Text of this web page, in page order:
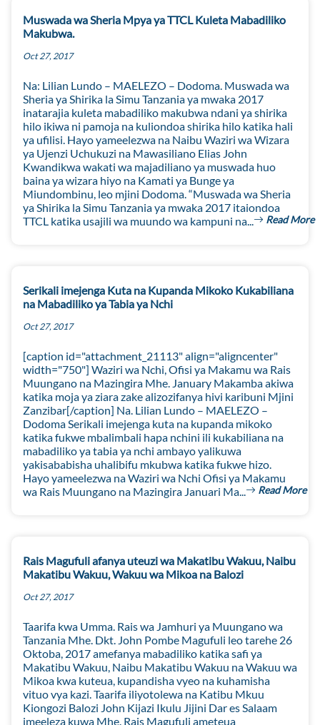
Muswada wa Sheria Mpya ya TTCL Kuleta Mabadiliko
Makubwa.
Oct 27, 2017
Na: Lilian Lundo – MAELEZO – Dodoma. Muswada wa
Sheria ya Shirika la Simu Tanzania ya mwaka 2017
inatarajia kuleta mabadiliko makubwa ndani ya shirika
hilo ikiwa ni pamoja na kuliondoa shirika hilo katika hali
ya ufilisi. Hayo yameelezwa na Naibu Waziri wa Wizara
ya Ujenzi Uchukuzi na Mawasiliano Elias John
Kwandikwa wakati wa majadiliano ya muswada huo
baina ya wizara hiyo na Kamati ya Bunge ya
Miundombinu, leo mjini Dodoma. “Muswada wa Sheria
ya Shirika la Simu Tanzania ya mwaka 2017 itaiondoa
TTCL katika usajili wa muundo wa kampuni na...
Read More
Serikali imejenga Kuta na Kupanda Mikoko Kukabiliana
na Mabadiliko ya Tabia ya Nchi
Oct 27, 2017
[caption id="attachment_21113" align="aligncenter"
width="750"] Waziri wa Nchi, Ofisi ya Makamu wa Rais
Muungano na Mazingira Mhe. January Makamba akiwa
katika moja ya ziara zake alizozifanya hivi karibuni Mjini
Zanzibar[/caption] Na. Lilian Lundo – MAELEZO –
Dodoma Serikali imejenga kuta na kupanda mikoko
katika fukwe mbalimbali hapa nchini ili kukabiliana na
mabadiliko ya tabia ya nchi ambayo yalikuwa
yakisababisha uhalibifu mkubwa katika fukwe hizo.
Hayo yameelezwa na Waziri wa Nchi Ofisi ya Makamu
wa Rais Muungano na Mazingira Januari Ma...
Read More
Rais Magufuli afanya uteuzi wa Makatibu Wakuu, Naibu
Makatibu Wakuu, Wakuu wa Mikoa na Balozi
Oct 27, 2017
Taarifa kwa Umma. Rais wa Jamhuri ya Muungano wa
Tanzania Mhe. Dkt. John Pombe Magufuli leo tarehe 26
Oktoba, 2017 amefanya mabadiliko katika safi ya
Makatibu Wakuu, Naibu Makatibu Wakuu na Wakuu wa
Mikoa kwa kuteua, kupandisha vyeo na kuhamisha
vituo vya kazi. Taarifa iliyotolewa na Katibu Mkuu
Kiongozi Balozi John Kijazi Ikulu Jijini Dar es Salaam
imeeleza kuwa Mhe. Rais Magufuli ameteua